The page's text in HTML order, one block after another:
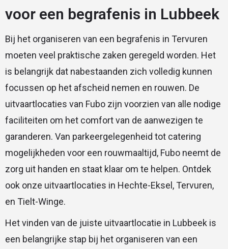
voor een begrafenis in Lubbeek
Bij het organiseren van een begrafenis in Tervuren
moeten veel praktische zaken geregeld worden. Het
is belangrijk dat nabestaanden zich volledig kunnen
focussen op het afscheid nemen en rouwen. De
uitvaartlocaties van Fubo zijn voorzien van alle nodige
faciliteiten om het comfort van de aanwezigen te
garanderen. Van parkeergelegenheid tot catering
mogelijkheden voor een rouwmaaltijd, Fubo neemt de
zorg uit handen en staat klaar om te helpen. Ontdek
ook onze uitvaartlocaties in Hechte-Eksel, Tervuren,
en Tielt-Winge.
Het vinden van de juiste uitvaartlocatie in Lubbeek is
een belangrijke stap bij het organiseren van een